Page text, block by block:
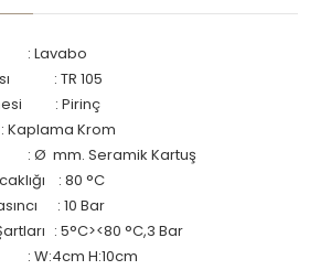
: Lavabo
: TR 105
: Pirinç
Krom
: Ø mm. Seramik Kartuş
: 80 °C
: 10 Bar
: 5°C><80 °C,3 Bar
: W:4cm H:10cm